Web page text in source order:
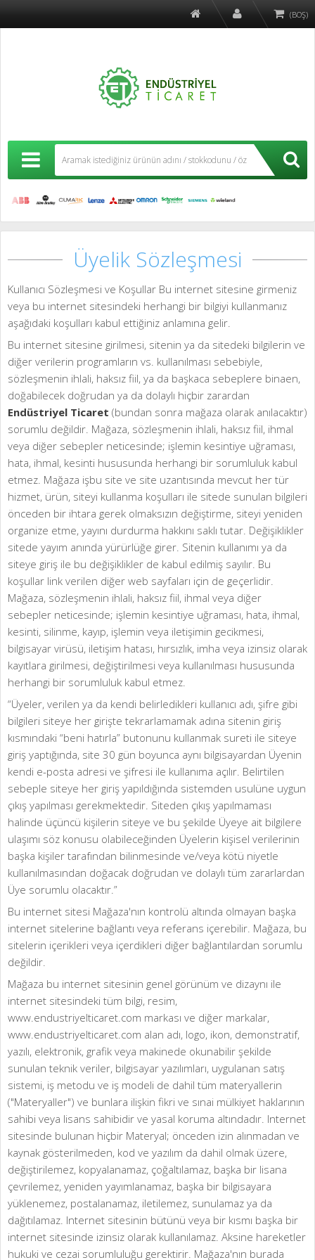
(BOŞ)
Üyelik Sözleşmesi
Kullanıcı Sözleşmesi ve Koşullar Bu internet sitesine girmeniz
veya bu internet sitesindeki herhangi bir bilgiyi kullanmanız
aşağıdaki koşulları kabul ettiğiniz anlamına gelir.
Bu internet sitesine girilmesi, sitenin ya da sitedeki bilgilerin ve
diğer verilerin programların vs. kullanılması sebebiyle,
sözleşmenin ihlali, haksız fiil, ya da başkaca sebeplere binaen,
doğabilecek doğrudan ya da dolaylı hiçbir zarardan
Endüstriyel Ticaret (bundan sonra mağaza olarak anılacaktır)
sorumlu değildir. Mağaza, sözleşmenin ihlali, haksız fiil, ihmal
veya diğer sebepler neticesinde; işlemin kesintiye uğraması,
hata, ihmal, kesinti hususunda herhangi bir sorumluluk kabul
etmez. Mağaza işbu site ve site uzantısında mevcut her tür
hizmet, ürün, siteyi kullanma koşulları ile sitede sunulan bilgileri
önceden bir ihtara gerek olmaksızın değiştirme, siteyi yeniden
organize etme, yayını durdurma hakkını saklı tutar. Değişiklikler
sitede yayım anında yürürlüğe girer. Sitenin kullanımı ya da
siteye giriş ile bu değişiklikler de kabul edilmiş sayılır. Bu
koşullar link verilen diğer web sayfaları için de geçerlidir.
Mağaza, sözleşmenin ihlali, haksız fiil, ihmal veya diğer
sebepler neticesinde; işlemin kesintiye uğraması, hata, ihmal,
kesinti, silinme, kayıp, işlemin veya iletişimin gecikmesi,
bilgisayar virüsü, iletişim hatası, hırsızlık, imha veya izinsiz olarak
kayıtlara girilmesi, değiştirilmesi veya kullanılması hususunda
herhangi bir sorumluluk kabul etmez.
“Üyeler, verilen ya da kendi belirledikleri kullanıcı adı, şifre gibi
bilgileri siteye her girişte tekrarlamamak adına sitenin giriş
kısmındaki “beni hatırla” butonunu kullanmak sureti ile siteye
giriş yaptığında, site 30 gün boyunca aynı bilgisayardan Üyenin
kendi e-posta adresi ve şifresi ile kullanıma açılır. Belirtilen
sebeple siteye her giriş yapıldığında sistemden usulüne uygun
çıkış yapılması gerekmektedir. Siteden çıkış yapılmaması
halinde üçüncü kişilerin siteye ve bu şekilde Üyeye ait bilgilere
ulaşımı söz konusu olabileceğinden Üyelerin kişisel verilerinin
başka kişiler tarafından bilinmesinde ve/veya kötü niyetle
kullanılmasından doğacak doğrudan ve dolaylı tüm zararlardan
Üye sorumlu olacaktır.”
Bu internet sitesi Mağaza'nın kontrolü altında olmayan başka
internet sitelerine bağlantı veya referans içerebilir. Mağaza, bu
sitelerin içerikleri veya içerdikleri diğer bağlantılardan sorumlu
değildir.
Mağaza bu internet sitesinin genel görünüm ve dizaynı ile
internet sitesindeki tüm bilgi, resim,
www.endustriyelticaret.com markası ve diğer markalar,
www.endustriyelticaret.com alan adı, logo, ikon, demonstratif,
yazılı, elektronik, grafik veya makinede okunabilir şekilde
sunulan teknik veriler, bilgisayar yazılımları, uygulanan satış
sistemi, iş metodu ve iş modeli de dahil tüm materyallerin
("Materyaller") ve bunlara ilişkin fikri ve sınai mülkiyet haklarının
sahibi veya lisans sahibidir ve yasal koruma altındadır. Internet
sitesinde bulunan hiçbir Materyal; önceden izin alınmadan ve
kaynak gösterilmeden, kod ve yazılım da dahil olmak üzere,
değiştirilemez, kopyalanamaz, çoğaltılamaz, başka bir lisana
çevrilemez, yeniden yayımlanamaz, başka bir bilgisayara
yüklenemez, postalanamaz, iletilemez, sunulamaz ya da
dağıtılamaz. Internet sitesinin bütünü veya bir kısmı başka bir
internet sitesinde izinsiz olarak kullanılamaz. Aksine hareketler
hukuki ve cezai sorumluluğu gerektirir. Mağaza'nın burada